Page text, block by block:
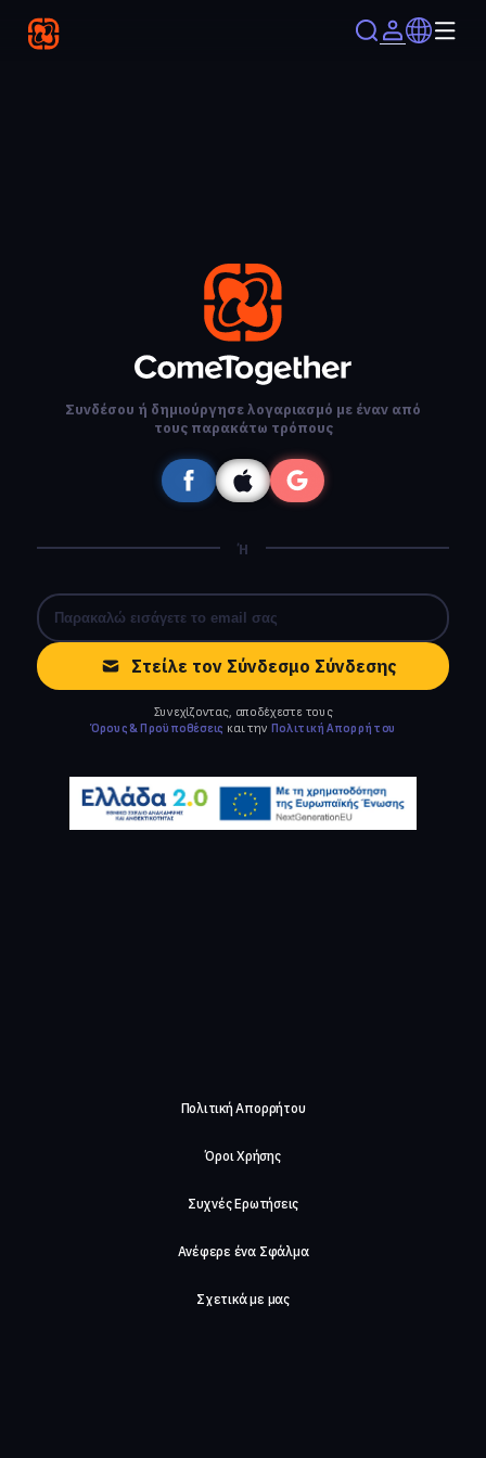
Συνδέσου ή δημιούργησε λογαριασμό με έναν από
τους παρακάτω τρόπους
Ή
Στείλε τον Σύνδεσμο Σύνδεσης
Συνεχίζοντας, αποδέχεστε τους
Όρους & Προϋποθέσεις και την Πολιτική Απορρήτου
Πολιτική Απορρήτου
Όροι Χρήσης
Συχνές Ερωτήσεις
Ανέφερε ένα Σφάλμα
Σχετικά με μας